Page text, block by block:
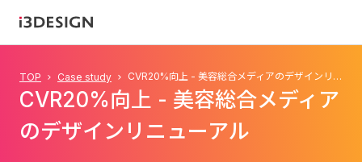
TOP Case study CVR20%向上 - 美容総合メディアのデザインリニューアル
CVR20%向上 - 美容総合メディア
のデザインリニューアル